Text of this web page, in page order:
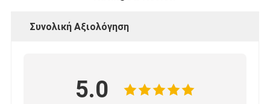
Συνολική Αξιολόγηση
5.0